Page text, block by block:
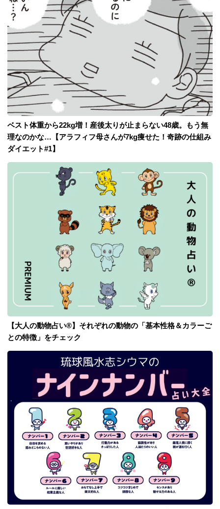
ベスト体重から22kg増！産後太りが止まらない48歳。もう無
理なのかな…【アラフィフ母さんが7kg痩せた！奇跡の仕組み
ダイエット#1】
【大人の動物占い®】それぞれの動物の「基本性格＆カラーご
との特徴」をチェック